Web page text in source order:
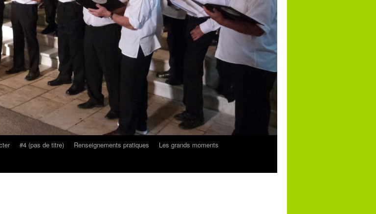
#4 (pas de titre) Renseignements pratiques
Les grands moments